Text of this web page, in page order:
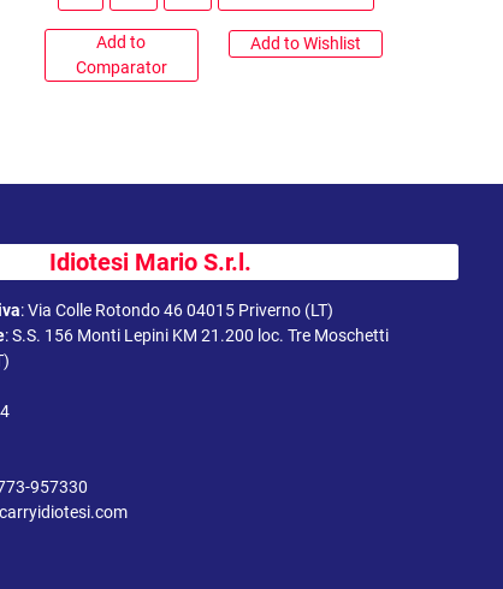
Add to
Comparator
Add to Wishlist
Idiotesi Mario S.r.l.
:Via Colle Rotondo 46 04015 Priverno (LT)
:S.S. 156 Monti Lepini KM 21.200 loc. Tre Moschetti
957330